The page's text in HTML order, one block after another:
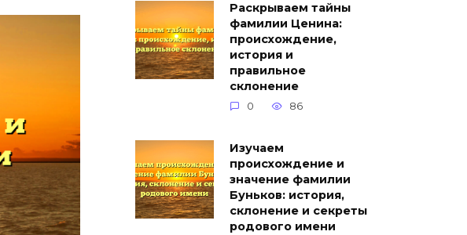
Раскрываем тайны
фамилии Ценина:
происхождение,
история и
правильное
склонение
0 86
Изучаем
происхождение и
значение фамилии
Буньков: история,
склонение и секреты
родового имени